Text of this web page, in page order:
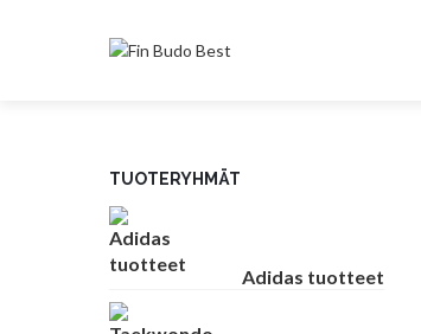
TUOTERYHMÄT
Adidas tuotteet